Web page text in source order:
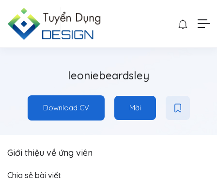
leoniebeardsley
Download CV Mời
Giới thiệu về ứng viên
Chia sẻ bài viết